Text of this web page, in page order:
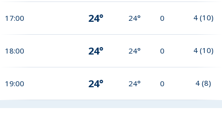
17:00 24° 24° 0 4 (10)
18:00 24° 24° 0 4 (10)
19:00 24° 24° 0 4 (8)